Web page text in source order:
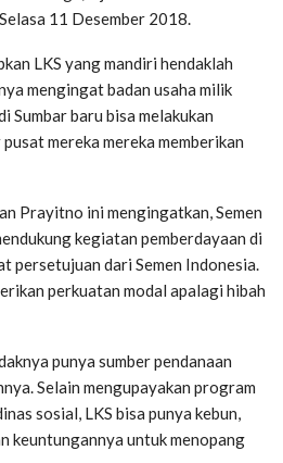
11 Desember 2018.
LKS yang mandiri hendaklah
mengingat badan usaha milik
Sumbar baru bisa melakukan
mereka mereka memberikan
Prayitno ini mengingatkan, Semen
kegiatan pemberdayaan di
persetujuan dari Semen Indonesia.
perkuatan modal apalagi hibah
punya sumber pendanaan
Selain mengupayakan program
sosial, LKS bisa punya kebun,
keuntungannya untuk menopang